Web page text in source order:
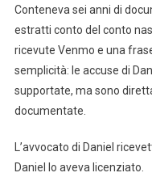
Conteneva sei anni di
estratti conto del conto
ricevute Venmo e una
semplicità: le accuse di
supportate, ma sono
documentate.
L’avvocato di Daniel
Daniel lo aveva licenziato.